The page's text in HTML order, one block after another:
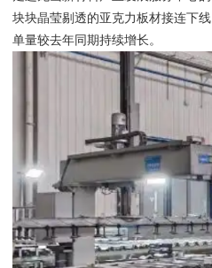
块块晶莹剔透的亚克力板材接连下
单量较去年同期持续增长。